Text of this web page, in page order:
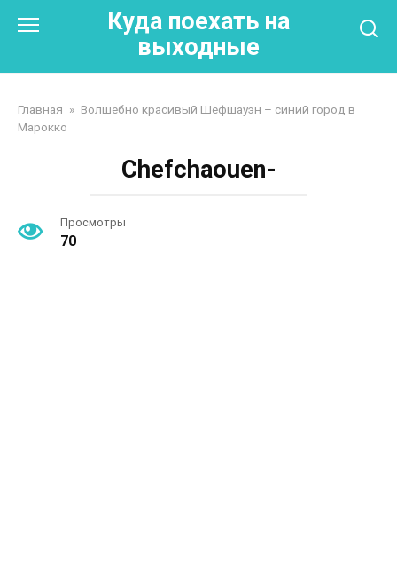
Куда поехать на
выходные
Главная » Волшебно красивый Шефшауэн – синий город в
Марокко
Chefchaouen-
Просмотры
70